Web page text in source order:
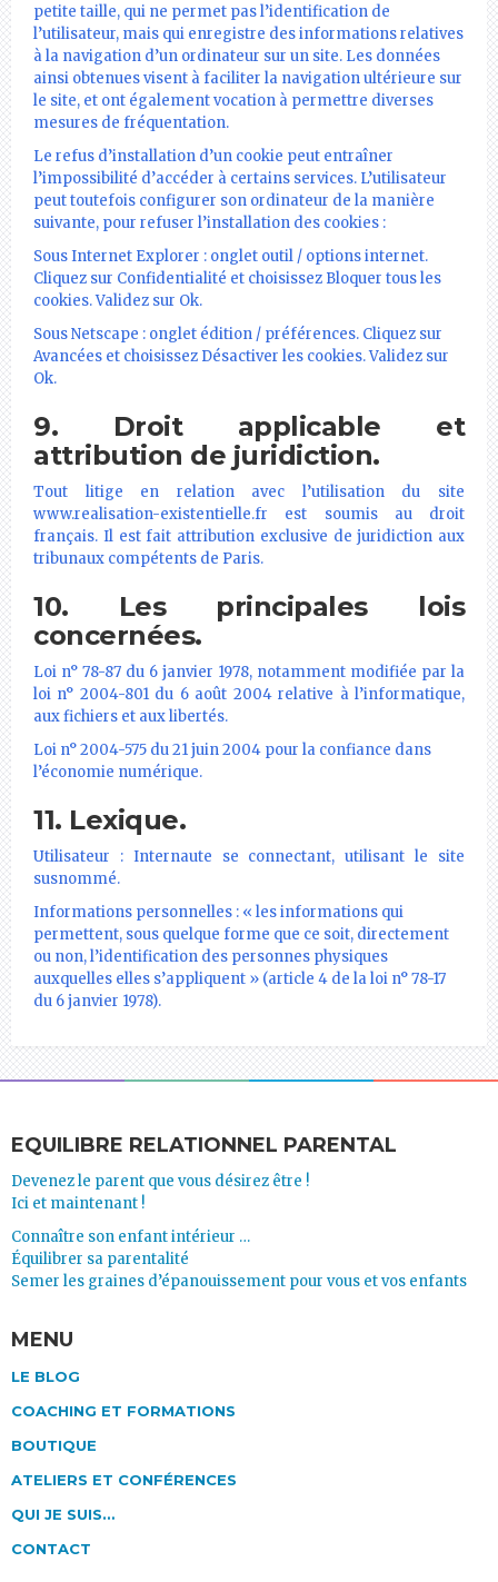
petite taille, qui ne permet pas l’identification de
l’utilisateur, mais qui enregistre des informations relatives
à la navigation d’un ordinateur sur un site. Les données
ainsi obtenues visent à faciliter la navigation ultérieure sur
le site, et ont également vocation à permettre diverses
mesures de fréquentation.
Le refus d’installation d’un cookie peut entraîner
l’impossibilité d’accéder à certains services. L’utilisateur
peut toutefois configurer son ordinateur de la manière
suivante, pour refuser l’installation des cookies :
Sous Internet Explorer : onglet outil / options internet.
Cliquez sur Confidentialité et choisissez Bloquer tous les
cookies. Validez sur Ok.
Sous Netscape : onglet édition / préférences. Cliquez sur
Avancées et choisissez Désactiver les cookies. Validez sur
Ok.
9. Droit applicable et
attribution de juridiction.
Tout litige en relation avec l’utilisation du site
www.realisation-existentielle.fr est soumis au droit
français. Il est fait attribution exclusive de juridiction aux
tribunaux compétents de Paris.
10. Les principales lois
concernées.
Loi n° 78-87 du 6 janvier 1978, notamment modifiée par la
loi n° 2004-801 du 6 août 2004 relative à l’informatique,
aux fichiers et aux libertés.
Loi n° 2004-575 du 21 juin 2004 pour la confiance dans
l’économie numérique.
11. Lexique.
Utilisateur : Internaute se connectant, utilisant le site
susnommé.
Informations personnelles : « les informations qui
permettent, sous quelque forme que ce soit, directement
ou non, l’identification des personnes physiques
auxquelles elles s’appliquent » (article 4 de la loi n° 78-17
du 6 janvier 1978).
EQUILIBRE RELATIONNEL PARENTAL
Devenez le parent que vous désirez être !
Ici et maintenant !
Connaître son enfant intérieur …
Équilibrer sa parentalité
Semer les graines d’épanouissement pour vous et vos enfants
MENU
LE BLOG
COACHING ET FORMATIONS
BOUTIQUE
ATELIERS ET CONFÉRENCES
QUI JE SUIS…
CONTACT